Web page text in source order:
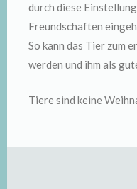
durch diese
Freundschaften
So kann das Tier zum
werden und ihm als
Tiere sind keine